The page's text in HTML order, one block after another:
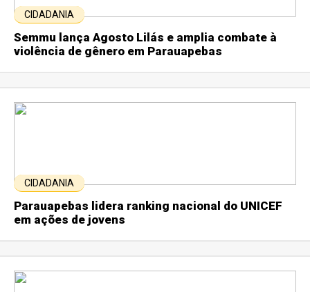
CIDADANIA
Semmu lança Agosto Lilás e amplia combate à
violência de gênero em Parauapebas
CIDADANIA
Parauapebas lidera ranking nacional do UNICEF
em ações de jovens